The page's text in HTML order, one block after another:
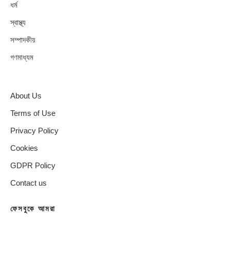
ধর্ম
স্বাস্থ্য
সম্পাদকীয়
গণমাধ্যম
About Us
Terms of Use
Privacy Policy
Cookies
GDPR Policy
Contact us
ফেসবুকে আমরা